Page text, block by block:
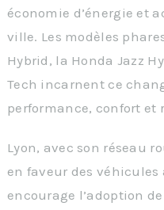
économie d’énergie et
ville. Les modèles
Hybrid, la Honda Jazz
Tech incarnent ce
performance, confort et
Lyon, avec son réseau
en faveur des véhicules
encourage l’adoption